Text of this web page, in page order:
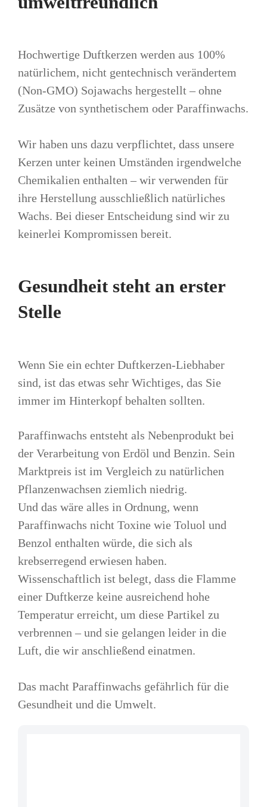
Hochwertige Duftkerzen werden aus 100%
natürlichem, nicht gentechnisch verändertem
(Non‑GMO) Sojawachs hergestellt – ohne
Zusätze von synthetischem oder Paraffinwachs.
Wir haben uns dazu verpflichtet, dass unsere
Kerzen unter keinen Umständen irgendwelche
Chemikalien enthalten – wir verwenden für
ihre Herstellung ausschließlich natürliches
Wachs. Bei dieser Entscheidung sind wir zu
keinerlei Kompromissen bereit.
Gesundheit steht an erster
Stelle
Wenn Sie ein echter Duftkerzen-Liebhaber
sind, ist das etwas sehr Wichtiges, das Sie
immer im Hinterkopf behalten sollten.
Paraffinwachs entsteht als Nebenprodukt bei
der Verarbeitung von Erdöl und Benzin. Sein
Marktpreis ist im Vergleich zu natürlichen
Pflanzenwachsen ziemlich niedrig.
Und das wäre alles in Ordnung, wenn
Paraffinwachs nicht Toxine wie Toluol und
Benzol enthalten würde, die sich als
krebserregend erwiesen haben.
Wissenschaftlich ist belegt, dass die Flamme
einer Duftkerze keine ausreichend hohe
Temperatur erreicht, um diese Partikel zu
verbrennen – und sie gelangen leider in die
Luft, die wir anschließend einatmen.
Das macht Paraffinwachs gefährlich für die
Gesundheit und die Umwelt.